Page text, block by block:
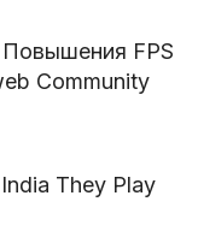
FPS
Community
They Play